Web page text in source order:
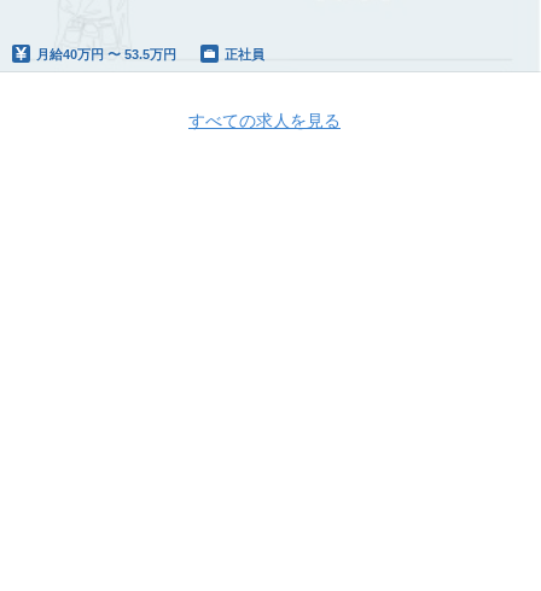
月給40万円 〜 53.5万円 正社員
すべての求人を見る